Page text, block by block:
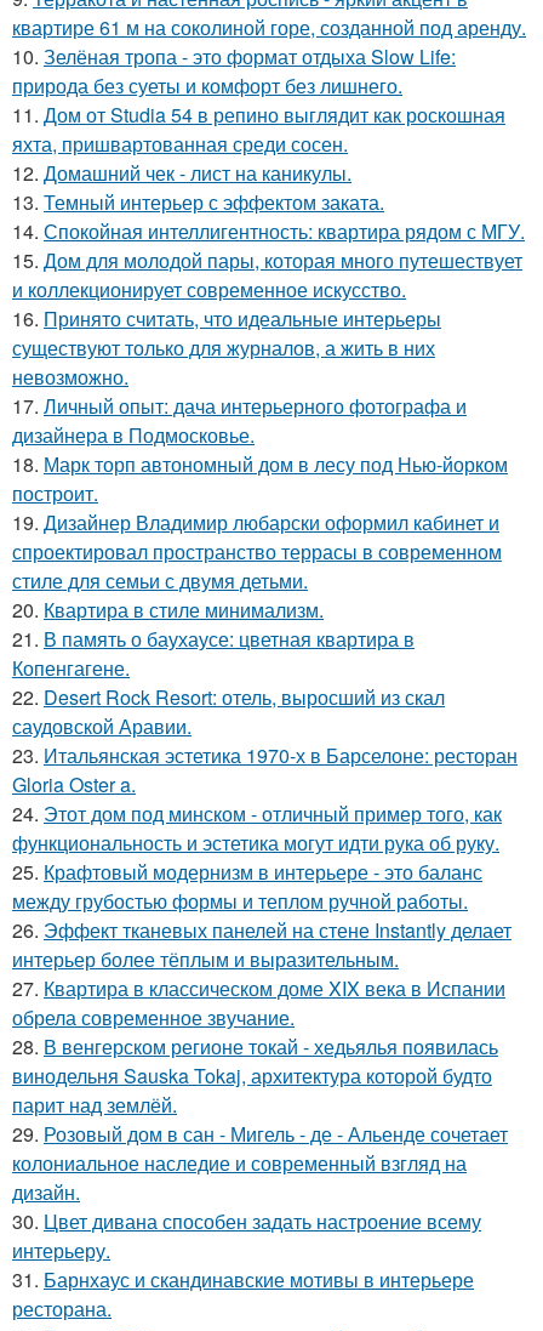
квартире 61 м на соколиной горе, созданной под аренду.
10. Зелёная тропа - это формат отдыха Slow Life:
природа без суеты и комфорт без лишнего.
11. Дом от Studia 54 в репино выглядит как роскошная
яхта, пришвартованная среди сосен.
12. Домашний чек - лист на каникулы.
13. Темный интерьер с эффектом заката.
14. Спокойная интеллигентность: квартира рядом с МГУ.
15. Дом для молодой пары, которая много путешествует
и коллекционирует современное искусство.
16. Принято считать, что идеальные интерьеры
существуют только для журналов, а жить в них
невозможно.
17. Личный опыт: дача интерьерного фотографа и
дизайнера в Подмосковье.
18. Марк торп автономный дом в лесу под Нью-йорком
построит.
19. Дизайнер Владимир любарски оформил кабинет и
спроектировал пространство террасы в современном
стиле для семьи с двумя детьми.
20. Квартира в стиле минимализм.
21. В память о баухаусе: цветная квартира в
Копенгагене.
22. Desert Rock Resort: отель, выросший из скал
саудовской Аравии.
23. Итальянская эстетика 1970-х в Барселоне: ресторан
Gloria Oster a.
24. Этот дом под минском - отличный пример того, как
функциональность и эстетика могут идти рука об руку.
25. Крафтовый модернизм в интерьере - это баланс
между грубостью формы и теплом ручной работы.
26. Эффект тканевых панелей на стене Instantly делает
интерьер более тёплым и выразительным.
27. Квартира в классическом доме XIX века в Испании
обрела современное звучание.
28. В венгерском регионе токай - хедьялья появилась
винодельня Sauska Tokaj, архитектура которой будто
парит над землёй.
29. Розовый дом в сан - Мигель - де - Альенде сочетает
колониальное наследие и современный взгляд на
дизайн.
30. Цвет дивана способен задать настроение всему
интерьеру.
31. Барнхаус и скандинавские мотивы в интерьере
ресторана.